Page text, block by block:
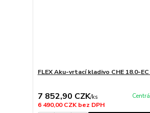
FLEX Aku-vrtací kladivo CHE 18.0-EC
7 852,90 CZK/ks
6 490,00 CZKbez DPH